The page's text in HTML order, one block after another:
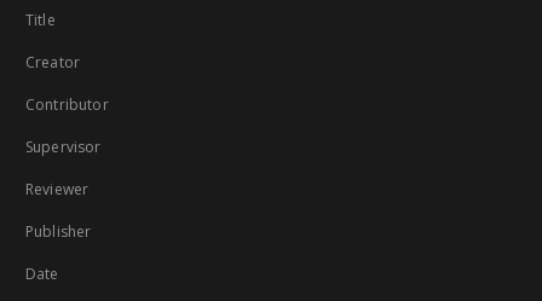
Title
Creator
Contributor
Supervisor
Reviewer
Publisher
Date